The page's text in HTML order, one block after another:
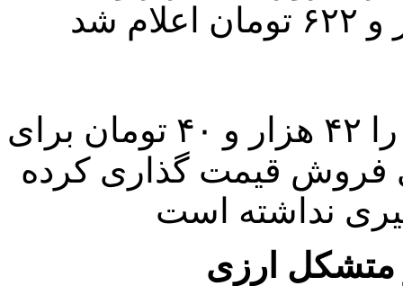
کانون صرافان نیز نرخ امروز دلار را ۴۲ هزار و ۴۰ تومان برای
تومان برای فروش قیمت گذاری کرده
متشکل ارزی